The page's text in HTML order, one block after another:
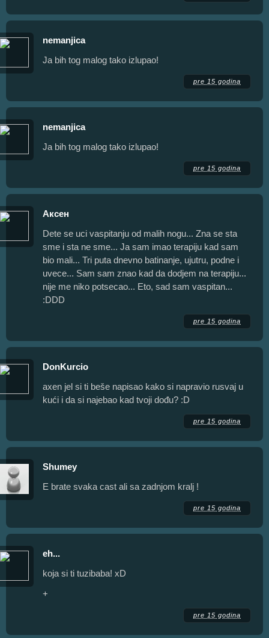
nemanjica
Ja bih tog malog tako izlupao!
pre 15 godina
nemanjica
Ja bih tog malog tako izlupao!
pre 15 godina
Аксен
Dete se uci vaspitanju od malih nogu... Zna se sta
sme i sta ne sme... Ja sam imao terapiju kad sam
bio mali... Tri puta dnevno batinanje, ujutru, podne i
uvece... Sam sam znao kad da dodjem na terapiju...
nije me niko potsecao... Eto, sad sam vaspitan...
:DDD
pre 15 godina
DonKurcio
axen jel si ti beše napisao kako si napravio rusvaj u
kući i da si najebao kad tvoji dođu? :D
pre 15 godina
Shumey
E brate svaka cast ali sa zadnjom kralj !
pre 15 godina
eh...
koja si ti tuzibaba! xD
+
pre 15 godina